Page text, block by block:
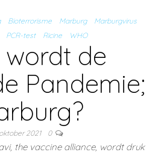
Bioterrorisme Marburg
Marburgvirus
PCR-test Ricine WHO
de
Pandemie;
2021 0
the vaccine alliance, wordt druk